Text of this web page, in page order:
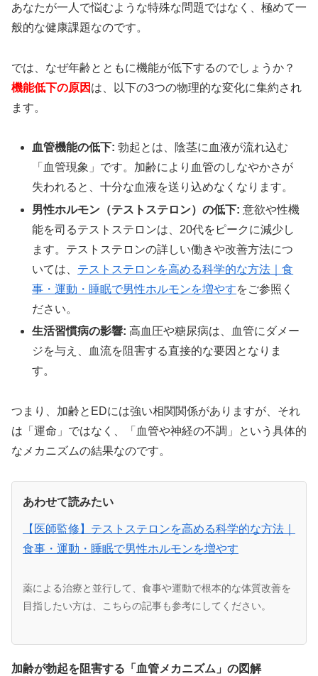
あなたが一人で悩むような特殊な問題ではなく、極めて一
般的な健康課題なのです。
では、なぜ年齢とともに機能が低下するのでしょうか？
機能低下の原因 は、以下の3つの物理的な変化に集約され
ます。
血管機能の低下: 勃起とは、陰茎に血液が流れ込む
「血管現象」です。加齢により血管のしなやかさが
失われると、十分な血液を送り込めなくなります。
男性ホルモン（テストステロン）の低下: 意欲や性機
能を司るテストステロンは、20代をピークに減少し
ます。テストステロンの詳しい働きや改善方法につ
いては、 テストステロンを高める科学的な方法｜食
事・運動・睡眠で男性ホルモンを増やすをご参照く
ださい。
生活習慣病の影響: 高血圧や糖尿病は、血管にダメー
ジを与え、血流を阻害する直接的な要因となりま
す。
つまり、加齢とEDには強い相関関係がありますが、それ
は「運命」ではなく、「血管や神経の不調」という具体的
なメカニズムの結果なのです。
あわせて読みたい
【医師監修】テストステロンを高める科学的な方法｜
食事・運動・睡眠で男性ホルモンを増やす
薬による治療と並行して、食事や運動で根本的な体質改善を
目指したい方は、こちらの記事も参考にしてください。
加齢が勃起を阻害する「血管メカニズム」の図解